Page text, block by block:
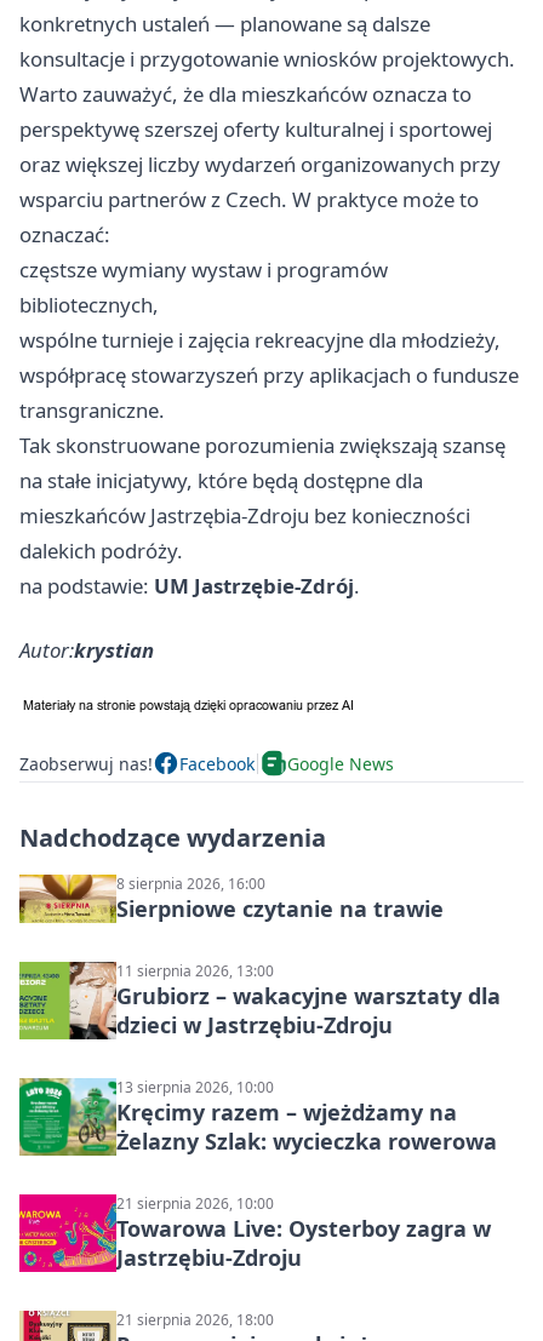
konkretnych ustaleń — planowane są dalsze
konsultacje i przygotowanie wniosków projektowych.
Warto zauważyć, że dla mieszkańców oznacza to
perspektywę szerszej oferty kulturalnej i sportowej
oraz większej liczby wydarzeń organizowanych przy
wsparciu partnerów z Czech. W praktyce może to
oznaczać:
częstsze wymiany wystaw i programów
bibliotecznych,
wspólne turnieje i zajęcia rekreacyjne dla młodzieży,
współpracę stowarzyszeń przy aplikacjach o fundusze
transgraniczne.
Tak skonstruowane porozumienia zwiększają szansę
na stałe inicjatywy, które będą dostępne dla
mieszkańców Jastrzębia-Zdroju bez konieczności
dalekich podróży.
na podstawie: UM Jastrzębie-Zdrój.
Autor:krystian
Zaobserwuj nas! Facebook Google News
Nadchodzące wydarzenia
8 sierpnia 2026, 16:00
Sierpniowe czytanie na trawie
11 sierpnia 2026, 13:00
Grubiorz – wakacyjne warsztaty dla
dzieci w Jastrzębiu-Zdroju
13 sierpnia 2026, 10:00
Kręcimy razem – wjeżdżamy na
Żelazny Szlak: wycieczka rowerowa
21 sierpnia 2026, 10:00
Towarowa Live: Oysterboy zagra w
Jastrzębiu-Zdroju
21 sierpnia 2026, 18:00